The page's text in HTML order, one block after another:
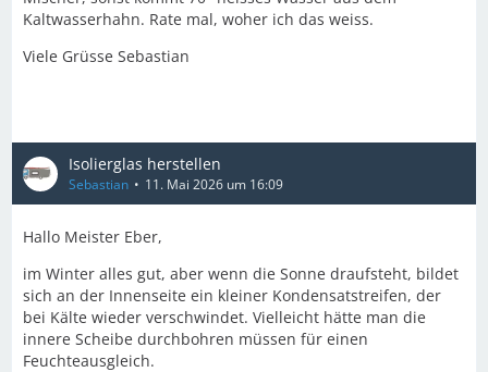
Kaltwasserhahn. Rate mal, woher ich das weiss.
Viele Grüsse Sebastian
Isolierglas herstellen
Sebastian 11. Mai 2026 um 16:09
Hallo Meister Eber,
im Winter alles gut, aber wenn die Sonne draufsteht, bildet
sich an der Innenseite ein kleiner Kondensatstreifen, der
bei Kälte wieder verschwindet. Vielleicht hätte man die
innere Scheibe durchbohren müssen für einen
Feuchteausgleich.